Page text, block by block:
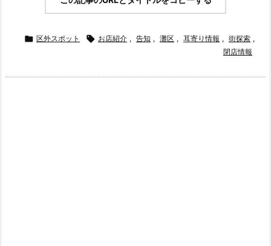
 区外スポット  お店紹介 , 告知 , 灘区 , 耳寄り情報 , 街探索 ,
閉店情報